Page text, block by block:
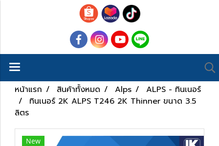
หน้าแรก สินค้าทั้งหมด Alps
ALPS - ทินเนอร์
ทินเนอร์ 2K ALPS T246 2K Thinner ขนาด 3.5
ลิตร
New